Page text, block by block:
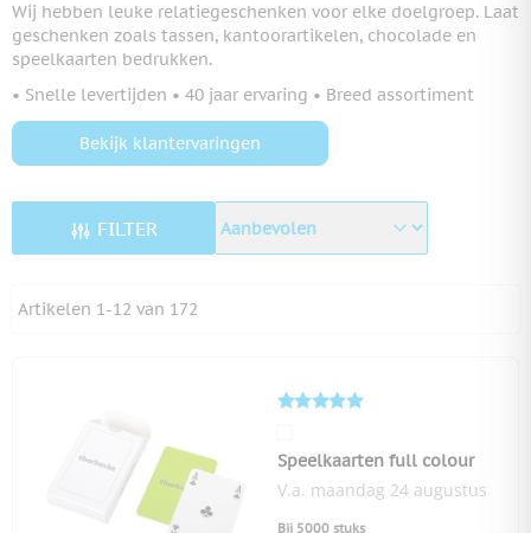
Wij hebben leuke relatiegeschenken voor elke doelgroep. Laat
geschenken zoals tassen, kantoorartikelen, chocolade en
speelkaarten bedrukken.
• Snelle levertijden • 40 jaar ervaring • Breed assortiment
Bekijk klantervaringen
FILTER
Artikelen 1-12 van 172
Speelkaarten full colour
V.a. maandag 24 augustus
Bij 5000 stuks